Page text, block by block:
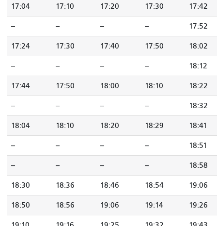
17:04 17:10 17:20 17:30 17:42
-- -- -- -- 17:52
17:24 17:30 17:40 17:50 18:02
-- -- -- -- 18:12
17:44 17:50 18:00 18:10 18:22
-- -- -- -- 18:32
18:04 18:10 18:20 18:29 18:41
-- -- -- -- 18:51
-- -- -- -- 18:58
18:30 18:36 18:46 18:54 19:06
18:50 18:56 19:06 19:14 19:26